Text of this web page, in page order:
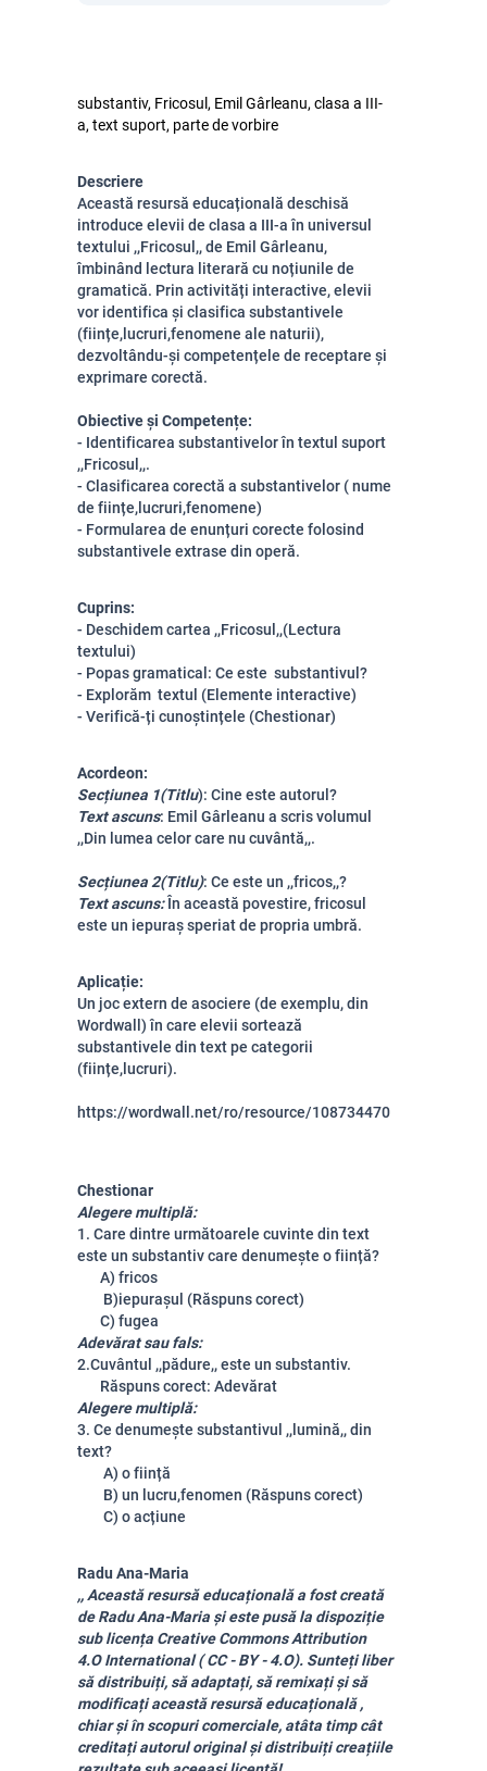
substantiv, Fricosul, Emil Gârleanu, clasa a III-
a, text suport, parte de vorbire
Descriere
Această resursă educațională deschisă
introduce elevii de clasa a III-a în universul
textului ,,Fricosul,, de Emil Gârleanu,
îmbinând lectura literară cu noțiunile de
gramatică. Prin activități interactive, elevii
vor identifica și clasifica substantivele
(ființe,lucruri,fenomene ale naturii),
dezvoltându-și competențele de receptare și
exprimare corectă.
Obiective și Competențe:
- Identificarea substantivelor în textul suport
,,Fricosul,,.
- Clasificarea corectă a substantivelor ( nume
de ființe,lucruri,fenomene)
- Formularea de enunțuri corecte folosind
substantivele extrase din operă.
Cuprins:
- Deschidem cartea ,,Fricosul,,(Lectura
textului)
- Popas gramatical: Ce este substantivul?
- Explorăm textul (Elemente interactive)
- Verifică-ți cunoștințele (Chestionar)
Acordeon:
Secțiunea 1(Titlu): Cine este autorul?
Text ascuns: Emil Gârleanu a scris volumul
,,Din lumea celor care nu cuvântă,,.
Secțiunea 2(Titlu): Ce este un ,,fricos,,?
Text ascuns:În această povestire, fricosul
este un iepuraș speriat de propria umbră.
Aplicație:
Un joc extern de asociere (de exemplu, din
Wordwall) în care elevii sortează
substantivele din text pe categorii
(ființe,lucruri).
https://wordwall.net/ro/resource/108734470
Chestionar
Alegere multiplă:
1. Care dintre următoarele cuvinte din text
este un substantiv care denumește o ființă?
A) fricos
B)iepurașul (Răspuns corect)
C) fugea
Adevărat sau fals:
2.Cuvântul ,,pădure,, este un substantiv.
Răspuns corect: Adevărat
Alegere multiplă:
3. Ce denumește substantivul ,,lumină,, din
text?
A) o ființă
B) un lucru,fenomen (Răspuns corect)
C) o acțiune
Radu Ana-Maria
,, Această resursă educațională a fost creată
de Radu Ana-Maria și este pusă la dispoziție
sub licența Creative Commons Attribution
4.O International ( CC - BY - 4.O). Sunteți liber
să distribuiți, să adaptați, să remixați și să
modificați această resursă educațională ,
chiar și în scopuri comerciale, atâta timp cât
creditați autorul original și distribuiți creațiile